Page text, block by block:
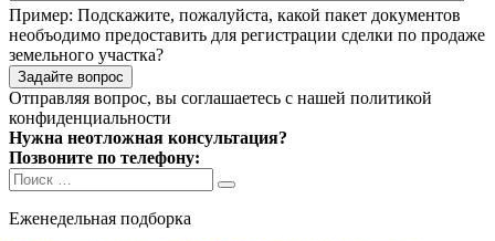
Пример: Подскажите, пожалуйста, какой пакет документов
необъодимо предоставить для регистрации сделки по продаже
земельного участка?
Задайте вопрос
Отправляя вопрос, вы соглашаетесь с нашей политикой
конфиденциальности
Нужна неотложная консультация?
Позвоните по телефону:
Search
for:
Search
Еженедельная подборка